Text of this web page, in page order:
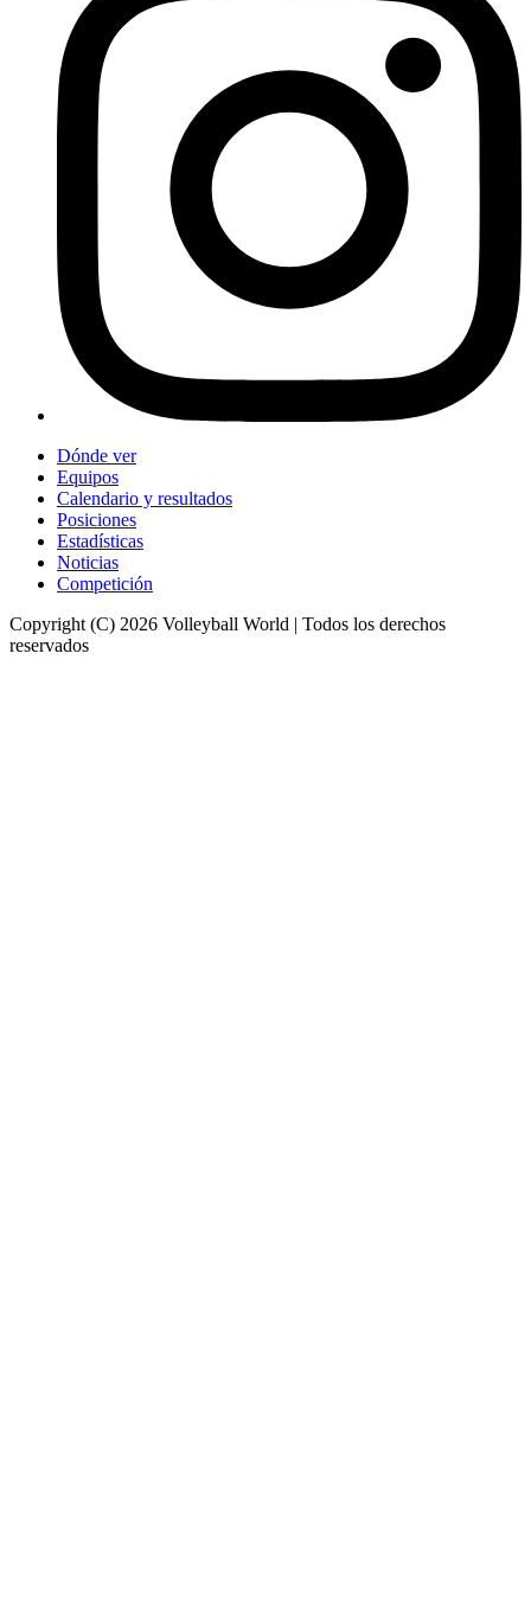
Dónde ver
Equipos
Calendario y resultados
Posiciones
Estadísticas
Noticias
Competición
Copyright (C) 2026 Volleyball World | Todos los derechos
reservados